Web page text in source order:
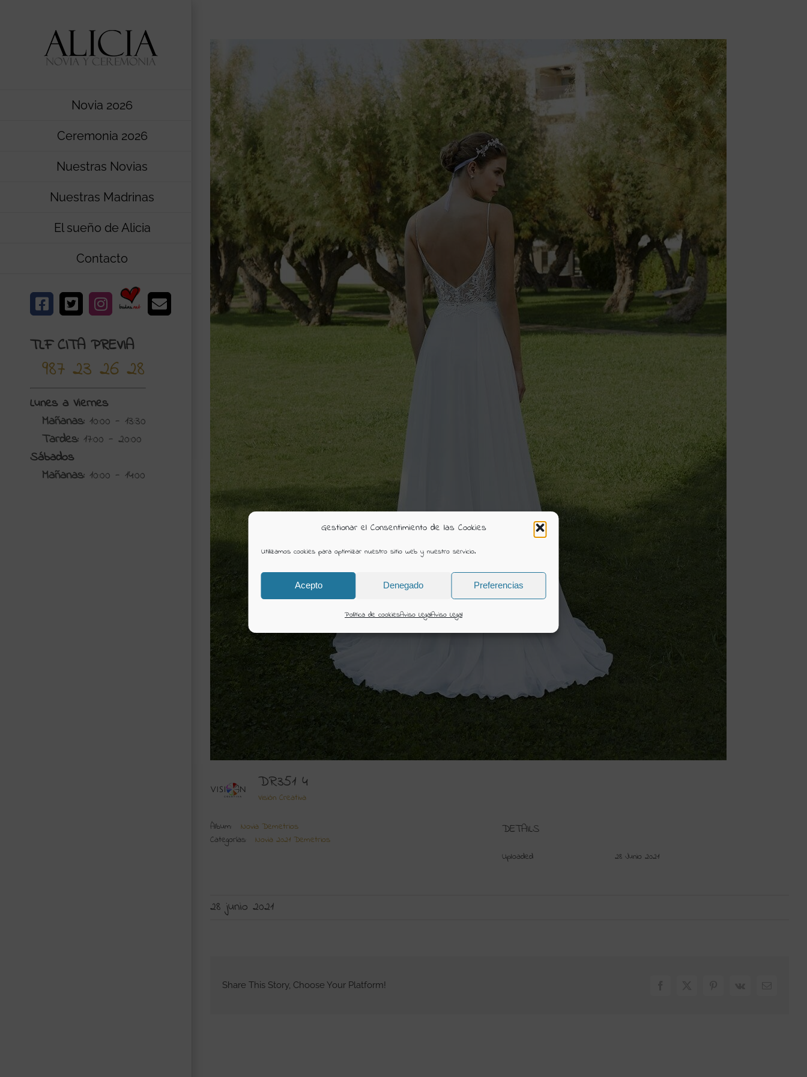
Gestionar el Consentimiento de las Cookies
Utilizamos cookies para optimizar nuestro sitio web y nuestro servicio.
Acepto Denegado Preferencias
Política de cookiesAviso LegalAviso Legal
Novia 2026
Ceremonia 2026
Nuestras Novias
Nuestras Madrinas
El sueño de Alicia
Contacto
Facebook
X Instagram
Bodas.net
Correo
electrónico
TLF CITA PREVIA
987 23 26 28
Lunes a Viernes
Mañanas: 10:00 - 13:30
Tardes: 17:00 - 20:00
Sábados
Mañanas: 10:00 - 14:00
DR351 4
Visión Creativa
Álbum:
Novia Demetrios
Categorías:
Novia 2021 Demetrios
DETAILS
Uploaded 28 Junio 2021
28 junio 2021
Share This Story, Choose Your Platform!